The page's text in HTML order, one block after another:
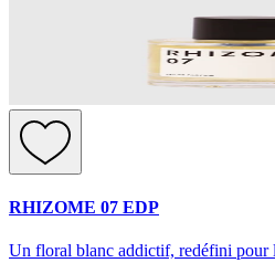
RHIZOME 07 EDP
Un floral blanc addictif, redéfini pour